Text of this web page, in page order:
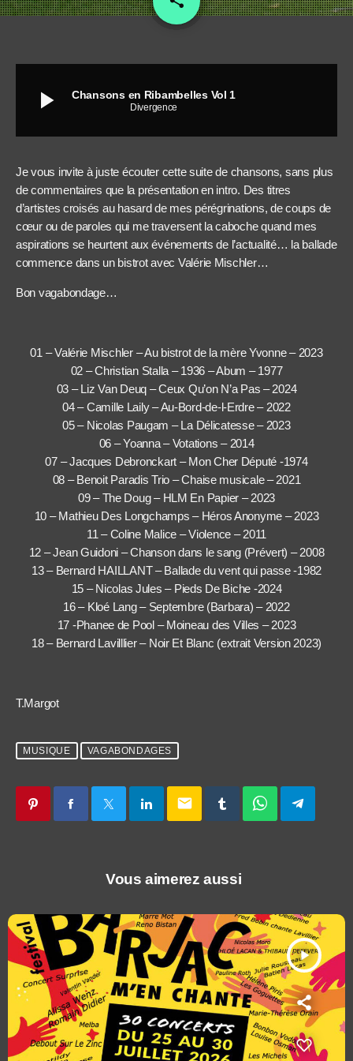
play_arrow Chansons en Ribambelles Vol 1
Divergence
Je vous invite à juste écouter cette suite de chansons, sans plus
de commentaires que la présentation en intro. Des titres
d’artistes croisés au hasard de mes pérégrinations, de coups de
cœur ou de paroles qui me traversent la caboche quand mes
aspirations se heurtent aux événements de l’actualité… la ballade
commence dans un bistrot avec Valérie Mischler…
Bon vagabondage…
01 – Valérie Mischler – Au bistrot de la mère Yvonne – 2023
02 – Christian Stalla – 1936 – Abum – 1977
03 – Liz Van Deuq – Ceux Qu’on N’a Pas – 2024
04 – Camille Laily – Au-Bord-de-l-Erdre – 2022
05 – Nicolas Paugam – La Délicatesse – 2023
06 – Yoanna – Votations – 2014
07 – Jacques Debronckart – Mon Cher Député -1974
08 – Benoit Paradis Trio – Chaise musicale – 2021
09 – The Doug – HLM En Papier – 2023
10 – Mathieu Des Longchamps – Héros Anonyme – 2023
11 – Coline Malice – Violence – 2011
12 – Jean Guidoni – Chanson dans le sang (Prévert) – 2008
13 – Bernard HAILLANT – Ballade du vent qui passe -1982
15 – Nicolas Jules – Pieds De Biche -2024
16 – Kloé Lang – Septembre (Barbara) – 2022
17 -Phanee de Pool – Moineau des Villes – 2023
18 – Bernard Lavilllier – Noir Et Blanc (extrait Version 2023)
T.Margot
MUSIQUE VAGABONDAGES
email
Vous aimerez aussi
play_arrow